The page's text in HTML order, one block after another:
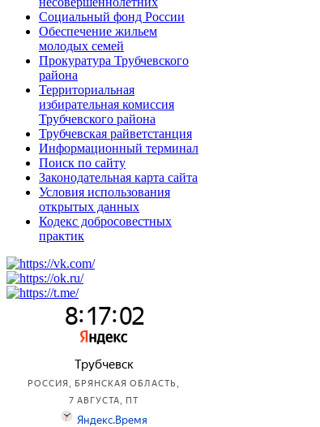
Социальный фонд России
Обеспечение жильем
молодых семей
Прокуратура Трубчевского
района
Территориальная
избирательная комиссия
Трубчевского района
Трубчевская райветстанция
Информационный терминал
Поиск по сайту
Законодательная карта сайта
Условия использования
открытых данных
Кодекс добросовестных
практик